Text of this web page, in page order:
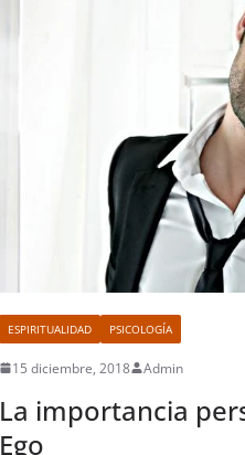
ESPIRITUALIDAD PSICOLOGÍA
15 diciembre, 2018 Admin
La importancia
Ego